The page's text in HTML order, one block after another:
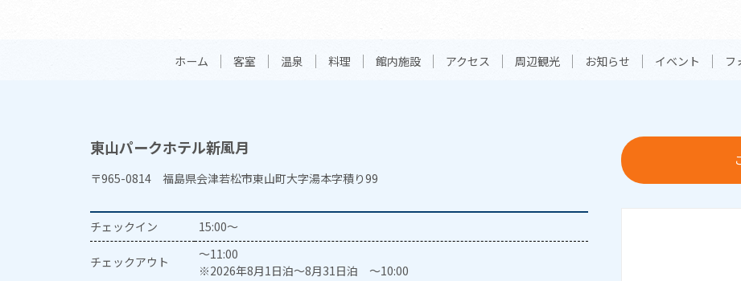
ホーム 客室 温泉 料理 館内施設 アクセス 周辺観光 お知らせ イベント フ
東山パークホテル新風月
〒965-0814 福島県会津若松市東山町大字湯本字積り99
チェックイン 15:00～
チェックアウト
～11:00
※2026年8月1日泊～8月31日泊 ～10:00